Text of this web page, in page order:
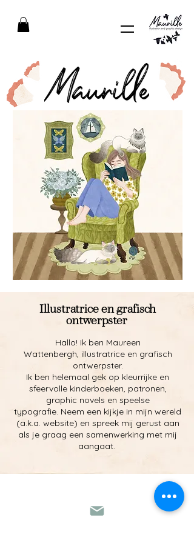
Illustratrice en grafisch
ontwerpster
Hallo! Ik ben Maureen
Wattenbergh, illustratrice en grafisch
ontwerpster.
Ik ben helemaal gek op kleurrijke en
sfeervolle kinderboeken, patronen,
graphic novels en speelse
typografie. Neem een kijkje in mijn wereld
(a.k.a. website) en spreek mij gerust aan
als je graag een samenwerking met mij
aangaat.